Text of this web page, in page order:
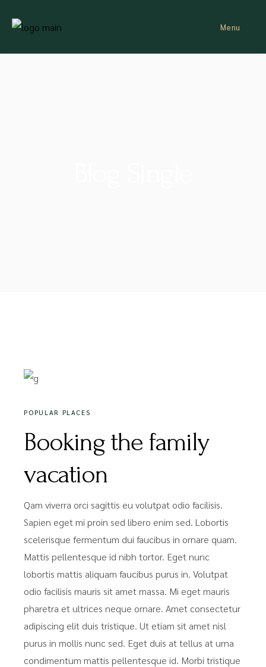
Menu
POPULAR PLACES
Booking the family
vacation
Qam viverra orci sagittis eu volutpat odio facilisis.
Sapien eget mi proin sed libero enim sed. Lobortis
scelerisque fermentum dui faucibus in ornare quam.
Mattis pellentesque id nibh tortor. Eget nunc
lobortis mattis aliquam faucibus purus in. Volutpat
odio facilisis mauris sit amet massa. Mi eget mauris
pharetra et ultrices neque ornare. Amet consectetur
adipiscing elit duis tristique. Ut etiam sit amet nisl
purus in mollis nunc sed. Eget duis at tellus at urna
condimentum mattis pellentesque id. Morbi tristique